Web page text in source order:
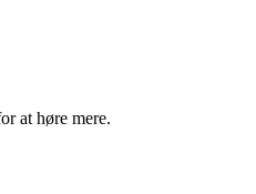
at høre mere.